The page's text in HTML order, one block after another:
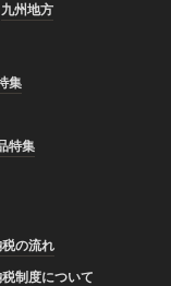
九州地方
集
特集
の流れ
制度について